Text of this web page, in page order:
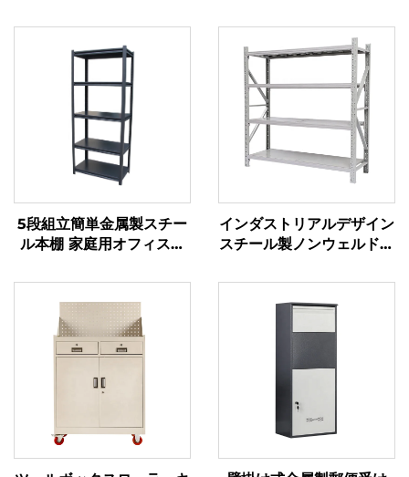
5段組立簡単金属製スチー
ル本棚 家庭用オフィス用
ール収納棚ラック
インダストリアルデザイン
スチール製ノンウェルド収
レージ用棚 中量級金属棚